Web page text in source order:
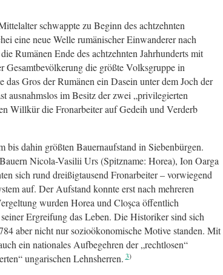
schwappte zu Beginn des achtzehnten
eine neue Welle rumänischer Einwanderer nach
Rumänen Ende des achtzehnten Jahrhunderts mit
Gesamtbevölkerung die größte Volksgruppe in
Gros der Rumänen ein Dasein unter dem Joch der
ausnahmslos im Besitz der zwei „privilegierten
Willkür die Fronarbeiter auf Gedeih und Verderb
bis dahin größten Bauernaufstand in Siebenbürgen.
Nicola-Vasilii Urs (Spitzname: Horea), Ion Oarga
sich rund dreißigtausend Fronarbeiter – vorwiegend
auf. Der Aufstand konnte erst nach mehreren
wurden Horea und Cloşca öffentlich
Ergreifung das Leben. Die Historiker sind sich
aber nicht nur sozioökonomische Motive standen. Mit
ein nationales Aufbegehren der „rechtlosen“
ungarischen Lehnsherren. 3